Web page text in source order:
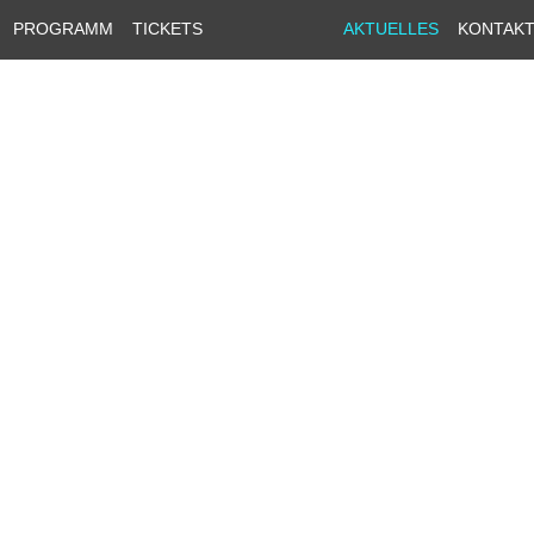
PROGRAMM TICKETS AKTUELLES KONTAKT